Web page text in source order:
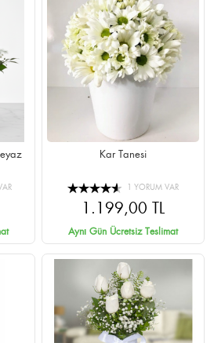
Kar Tanesi
1 YORUM VAR
1.199,00 TL
Aynı Gün Ücretsiz Teslimat